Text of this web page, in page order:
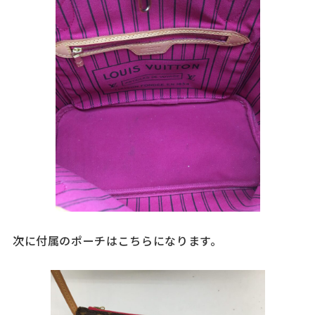
次に付属のポーチはこちらになります。